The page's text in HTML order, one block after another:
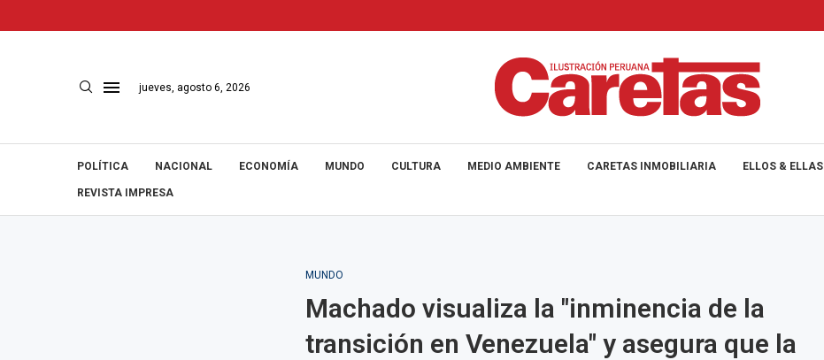
jueves, agosto 6, 2026
POLÍTICA NACIONAL ECONOMÍA MUNDO CULTURA MEDIO AMBIENTE CARETAS INMOBILIARIA ELLOS & ELLAS
REVISTA IMPRESA
MUNDO
Machado visualiza la "inminencia de la
transición en Venezuela" y asegura que la